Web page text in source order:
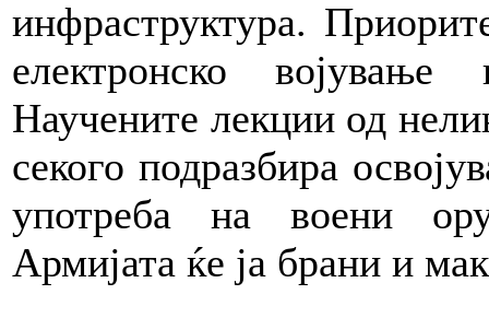
инфраструктура.
електронско
Научените лекции од
секого подразбира
употреба на воени
Армијата ќе ја брани и